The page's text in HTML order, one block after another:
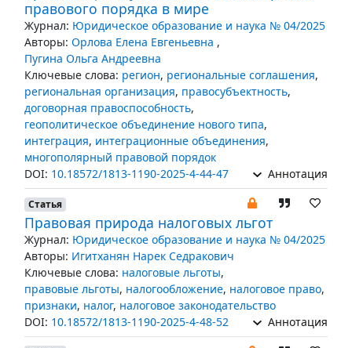
правового порядка в мире
Журнал: Юридическое образование и наука № 04/2025
Авторы: Орлова Елена Евгеньевна ,
Пугина Ольга Андреевна
Ключевые слова: регион, региональные соглашения,
региональная организация, правосубъектность,
договорная правоспособность,
геополитическое объединение нового типа,
интеграция, интеграционные объединения,
многополярный правовой порядок
DOI: 10.18572/1813-1190-2025-4-44-47 Аннотация
Статья
Правовая природа налоговых льгот
Журнал: Юридическое образование и наука № 04/2025
Авторы: Игитханян Нарек Седракович
Ключевые слова: налоговые льготы,
правовые льготы, налогообложение, налоговое право,
признаки, налог, налоговое законодательство
DOI: 10.18572/1813-1190-2025-4-48-52 Аннотация